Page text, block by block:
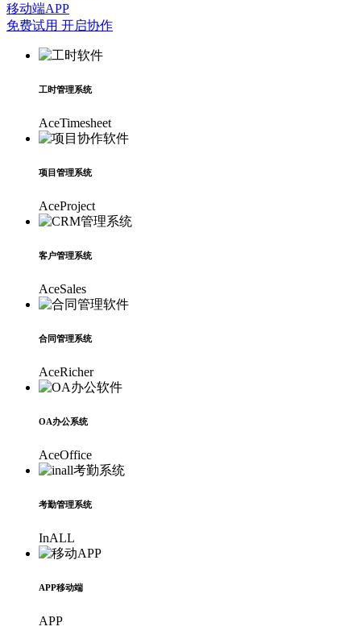
移动端APP
免费试用 开启协作
工时管理系统
AceTimesheet
项目管理系统
AceProject
客户管理系统
AceSales
合同管理系统
AceRicher
OA办公系统
AceOffice
考勤管理系统
InALL
APP移动端
APP